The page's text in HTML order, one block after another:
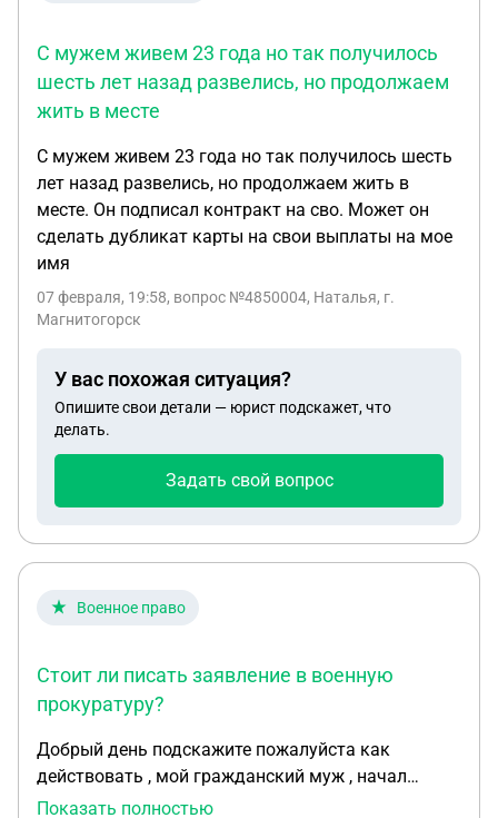
С мужем живем 23 года но так получилось
шесть лет назад развелись, но продолжаем
жить в месте
С мужем живем 23 года но так получилось шесть
лет назад развелись, но продолжаем жить в
месте. Он подписал контракт на сво. Может он
сделать дубликат карты на свои выплаты на мое
имя
07 февраля, 19:58, вопрос №4850004, Наталья, г.
Магнитогорск
У вас похожая ситуация?
Опишите свои детали — юрист подскажет, что
делать.
Задать свой вопрос
Военное право
Стоит ли писать заявление в военную
прокуратуру?
Добрый день подскажите пожалуйста как
действовать , мой гражданский муж , начал
служить с 2015 года в 2026 23-го января в его
Показать полностью